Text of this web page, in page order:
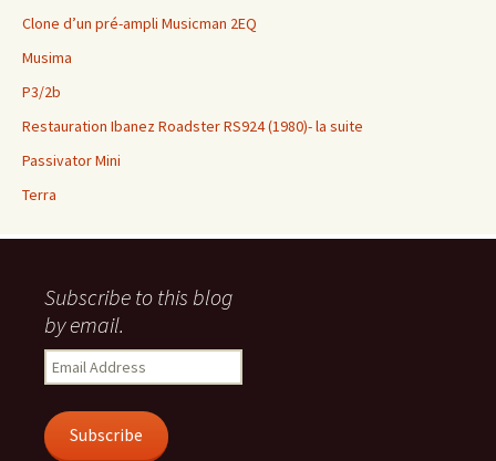
Clone d’un pré-ampli Musicman 2EQ
Musima
P3/2b
Restauration Ibanez Roadster RS924 (1980)- la suite
Passivator Mini
Terra
Subscribe to this blog
by email.
Email
Address
Subscribe